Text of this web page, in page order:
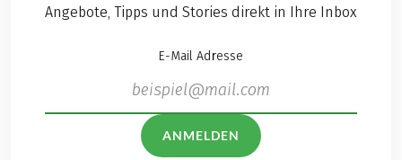
Angebote, Tipps und Stories direkt in Ihre Inbox
E-Mail Adresse
ANMELDEN